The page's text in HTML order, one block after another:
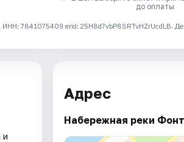
до оплаты
7841075409 erid: 25H8d7vbP8SRTvHZrUcdLB.
и
Адрес
Набережная реки